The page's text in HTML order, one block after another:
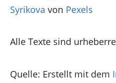
Syrikova von Pexels
Alle Texte sind
Quelle: Erstellt mit dem